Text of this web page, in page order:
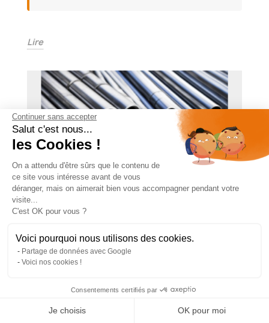
Continuer sans accepter
Salut c'est nous...
les Cookies !
On a attendu d'être sûrs que le contenu de
ce site vous intéresse avant de vous
déranger, mais on aimerait bien vous accompagner pendant votre
visite...
C'est OK pour vous ?
Voici pourquoi nous utilisons des cookies.
Partage de données avec Google
Voici nos cookies !
Consentements certifiés par
Je choisis OK pour moi
Lire
COMMENT CINTRER UN TUBE ROND ?
24396 Vues 0Aimé
Dans le domaine de la construction et
révèle un matériau de choix de par sa